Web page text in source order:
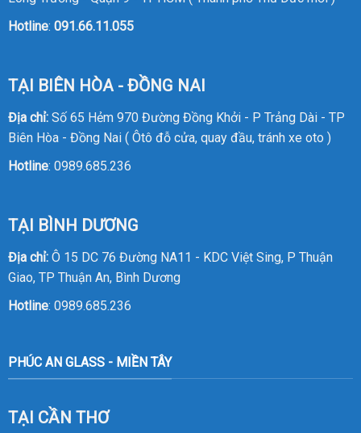
Hotline: 091.66.11.055
TẠI BIÊN HÒA - ĐỒNG NAI
Địa chỉ:Số 65 Hẻm 970 Đường Đồng Khởi - P Trảng Dài - TP
Biên Hòa - Đồng Nai ( Ôtô đỗ cửa, quay đầu, tránh xe oto )
Hotline: 0989.685.236
TẠI BÌNH DƯƠNG
Địa chỉ:Ô 15 DC 76 Đường NA11 - KDC Việt Sing, P Thuận
Giao, TP Thuận An, Bình Dương
Hotline: 0989.685.236
PHÚC AN GLASS - MIỀN TÂY
TẠI CẦN THƠ